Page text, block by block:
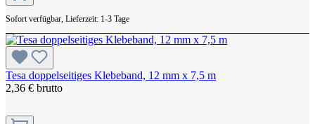
Sofort verfügbar, Lieferzeit: 1-3 Tage
Tesa doppelseitiges Klebeband, 12 mm x 7,5 m
2,36 € brutto